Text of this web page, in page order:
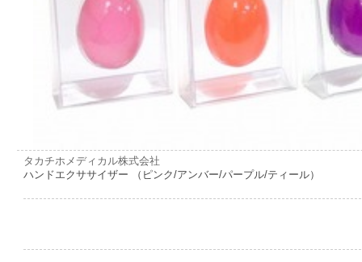
タカチホメディカル株式会社
ハンドエクササイザー （ピンク/アンバー/パープル/ティール）